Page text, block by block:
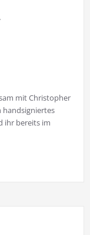
mit Christopher
handsigniertes
ihr bereits im